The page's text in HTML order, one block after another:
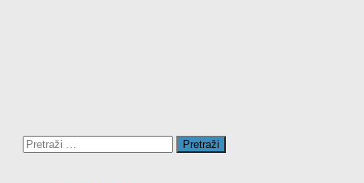
Pretraži: